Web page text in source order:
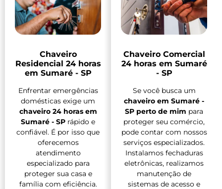
Chaveiro
Residencial 24 horas
em Sumaré - SP
Enfrentar emergências
domésticas exige um
chaveiro 24 horas em
Sumaré - SP rápido e
confiável. É por isso que
oferecemos
atendimento
especializado para
proteger sua casa e
família com eficiência.
Chaveiro Comercial
24 horas em Sumaré
- SP
Se você busca um
chaveiro em Sumaré -
SP perto de mim para
proteger seu comércio,
pode contar com nossos
serviços especializados.
Instalamos fechaduras
eletrônicas, realizamos
manutenção de
sistemas de acesso e